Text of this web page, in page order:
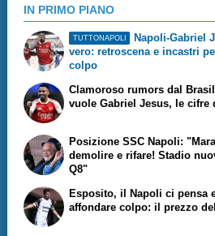
IN PRIMO PIANO
TUTTONAPOLI
Napoli-Gabriel
vero: retroscena e incastri
colpo
Clamoroso rumors dal
vuole Gabriel Jesus, le cifre
Posizione SSC Napoli:
demolire e rifare! Stadio
Q8"
Esposito, il Napoli ci pensa
affondare colpo: il prezzo